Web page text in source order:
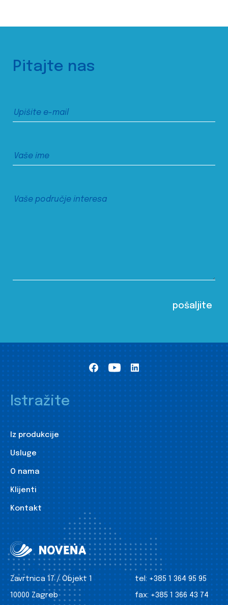
Pitajte nas
Istražite
Iz produkcije
Usluge
O nama
Klijenti
Kontakt
Zavrtnica 17 / Objekt 1
10000 Zagreb
tel: +385 1 364 95 95
fax: +385 1 366 43 74